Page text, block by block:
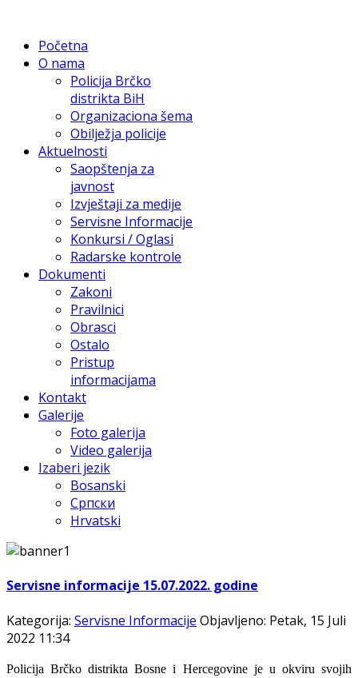
Početna
O nama
Policija Brčko
distrikta BiH
Organizaciona šema
Obilježja policije
Aktuelnosti
Saopštenja za
javnost
Izvještaji za medije
Servisne Informacije
Konkursi / Oglasi
Radarske kontrole
Dokumenti
Zakoni
Pravilnici
Obrasci
Ostalo
Pristup
informacijama
Kontakt
Galerije
Foto galerija
Video galerija
Izaberi jezik
Bosanski
Српски
Hrvatski
Servisne informacije 15.07.2022. godine
Kategorija: Servisne Informacije Objavljeno: Petak, 15 Juli
2022 11:34
Policija Brčko distrikta Bosne i Hercegovine je u okviru svojih